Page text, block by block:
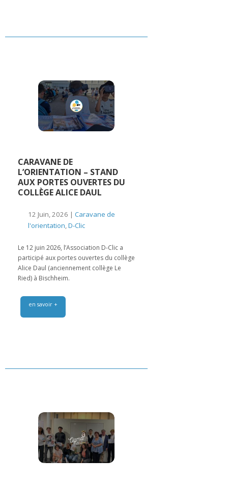
CARAVANE DE
L’ORIENTATION – STAND
AUX PORTES OUVERTES DU
COLLÈGE ALICE DAUL
12 Juin, 2026 | Caravane de
l'orientation,D-Clic
Le 12 juin 2026, l’Association D-Clic a
participé aux portes ouvertes du collège
Alice Daul (anciennement collège Le
Ried) à Bischheim.
en savoir +